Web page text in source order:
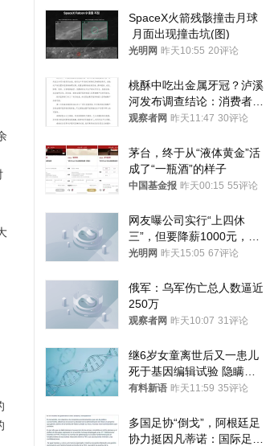
SpaceX火箭残骸撞击月球
月面出现撞击坑(图)
光明网 昨天10:55 20评论
桃酥中吃出金属牙冠？泸溪
河发布调查结论：消费者已
澄清，所发视频情况不属实
观察者网 昨天11:47 30评论
茅台，终于从“液体黄金”活
成了“一瓶酒”的样子
中国基金报 昨天00:15 55评论
网友曝公司实行“上四休
三”，但要降薪1000元，不
接受只能辞职
光明网 昨天15:05 67评论
俄军：乌军伤亡总人数逼近
250万
观察者网 昨天10:07 31评论
继6岁女童离世后又一患儿
死于基因编辑试验 隐瞒一
年才对外披露
有料新语 昨天11:59 35评论
多国足协“倒戈”，阿根廷足
协力挺因凡蒂诺：国际足联